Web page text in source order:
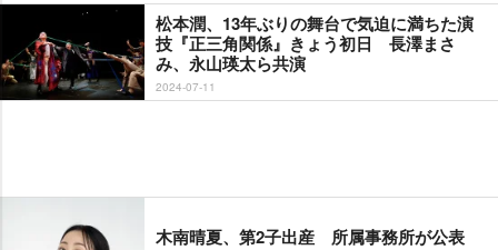
松本潤、13年ぶりの舞台で気迫に満ちた演
技『正三角関係』きょう初日 長澤まさ
み、永山瑛太ら共演
2024-07-11
木南晴夏、第2子出産 所属事務所が公表